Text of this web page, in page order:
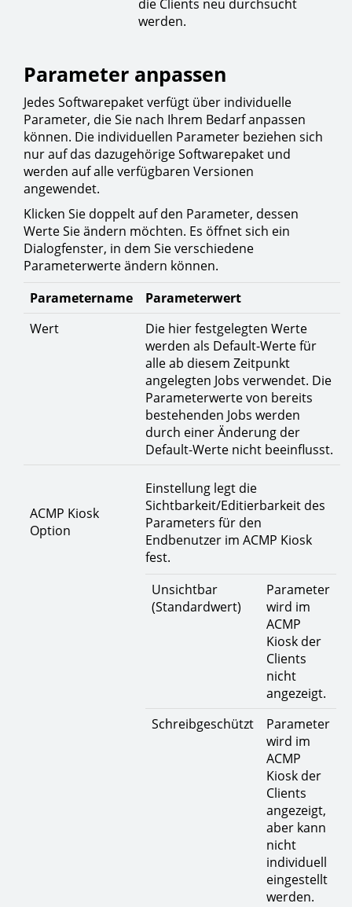
die Clients neu durchsucht
werden.
Parameter anpassen
Jedes Softwarepaket verfügt über individuelle
Parameter, die Sie nach Ihrem Bedarf anpassen
können. Die individuellen Parameter beziehen sich
nur auf das dazugehörige Softwarepaket und
werden auf alle verfügbaren Versionen
angewendet.
Klicken Sie doppelt auf den Parameter, dessen
Werte Sie ändern möchten. Es öffnet sich ein
Dialogfenster, in dem Sie verschiedene
Parameterwerte ändern können.
Parametername
Parameterwert
Wert
Die hier festgelegten Werte
werden als Default-Werte für
alle ab diesem Zeitpunkt
angelegten Jobs verwendet. Die
Parameterwerte von bereits
bestehenden Jobs werden
durch einer Änderung der
Default-Werte nicht beeinflusst.
ACMP Kiosk
Option
Einstellung legt die
Sichtbarkeit/Editierbarkeit des
Parameters für den
Endbenutzer im ACMP Kiosk
fest.
Unsichtbar
(Standardwert)
Parameter
wird im
ACMP
Kiosk der
Clients
nicht
angezeigt.
Schreibgeschützt
Parameter
wird im
ACMP
Kiosk der
Clients
angezeigt,
aber kann
nicht
individuell
eingestellt
werden.